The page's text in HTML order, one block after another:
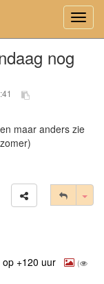
nog
maar anders zie
+120 uur
(